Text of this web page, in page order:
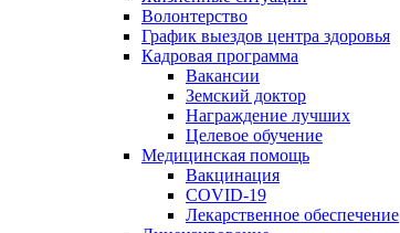
Волонтерство
График выездов центра здоровья
Кадровая программа
Вакансии
Земский доктор
Награждение лучших
Целевое обучение
Медицинская помощь
Вакцинация
COVID-19
Лекарственное обеспечение